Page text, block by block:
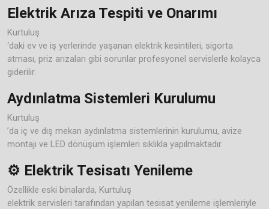
Elektrik Arıza Tespiti ve Onarımı
Kurtuluş
‘daki ev ve iş yerlerinde yaşanan elektrik kesintileri, sigorta
atması, priz arızaları gibi sorunlar profesyonel servislerle kolayca
giderilir.
Aydınlatma Sistemleri Kurulumu
Kurtuluş
’da iç ve dış mekan aydınlatma sistemlerinin kurulumu, avize
montajı ve LED dönüşüm işlemleri sıklıkla yapılmaktadır.
⚙️ Elektrik Tesisatı Yenileme
Özellikle eski binalarda, Kurtuluş
elektrik servisleri tarafından yapılan tesisat yenileme işlemleriyle